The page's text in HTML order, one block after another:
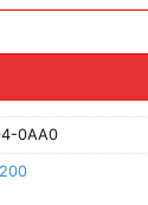
0AA0